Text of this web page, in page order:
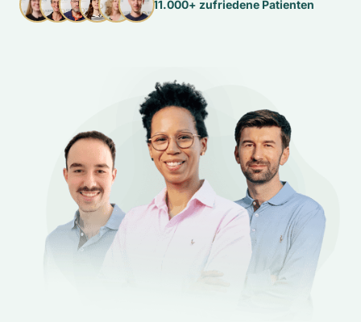
11.000+ zufriedene Patienten